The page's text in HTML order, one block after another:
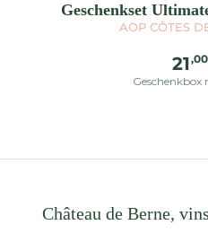
Geschenkset
AOP CÔTES
21,00
Geschenkbox
Château de Berne,